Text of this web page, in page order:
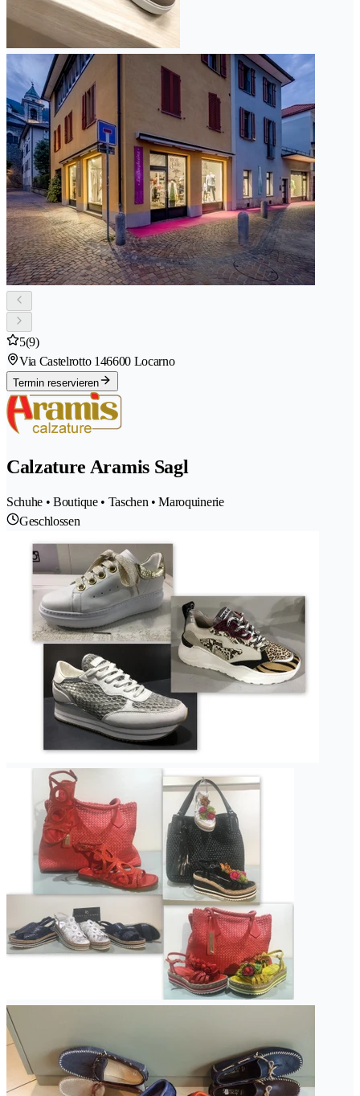
5(9)
Via Castelrotto 146600 Locarno
Termin reservieren
Calzature Aramis Sagl
Schuhe • Boutique • Taschen • Maroquinerie
Geschlossen